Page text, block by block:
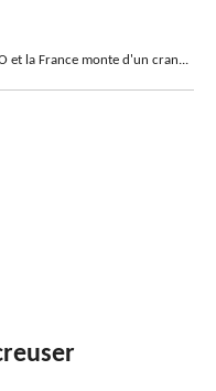
et la France monte d'un cran...